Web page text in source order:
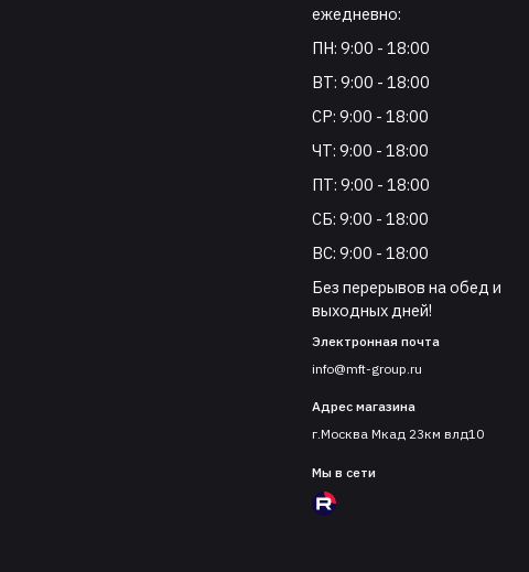
ежедневно:
ПН: 9:00 - 18:00
ВТ: 9:00 - 18:00
СР: 9:00 - 18:00
ЧТ: 9:00 - 18:00
ПТ: 9:00 - 18:00
СБ: 9:00 - 18:00
ВС: 9:00 - 18:00
Без перерывов на обед и
выходных дней!
Электронная почта
info@mft-group.ru
Адрес магазина
г.Москва Мкад 23км влд10
Мы в сети